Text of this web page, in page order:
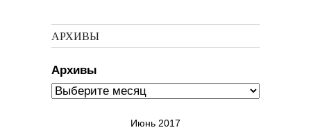
АРХИВЫ
Архивы
Июнь 2017